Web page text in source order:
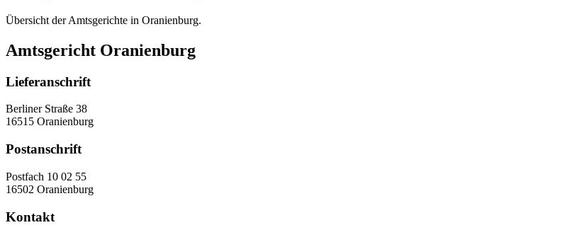
Übersicht der Amtsgerichte in Oranienburg.
Amtsgericht Oranienburg
Lieferanschrift
Berliner Straße 38
16515 Oranienburg
Postanschrift
Postfach 10 02 55
16502 Oranienburg
Kontakt